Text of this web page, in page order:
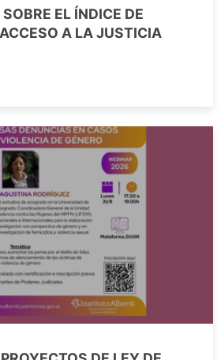
EL ÍNDICE DE
A LA JUSTICIA